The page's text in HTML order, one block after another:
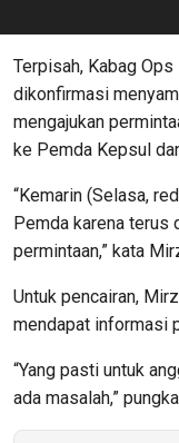
Terpisah, Kabag
dikonfirmasi
mengajukan
ke Pemda Kepsul
“Kemarin (Selasa,
Pemda karena terus
permintaan,” kata
Untuk pencairan,
mendapat informasi
“Yang pasti untuk
ada masalah,”